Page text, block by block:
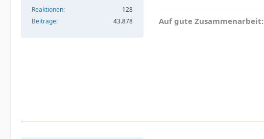
Reaktionen
128
Beiträge
43.878
Auf gute Zusammenarbeit: